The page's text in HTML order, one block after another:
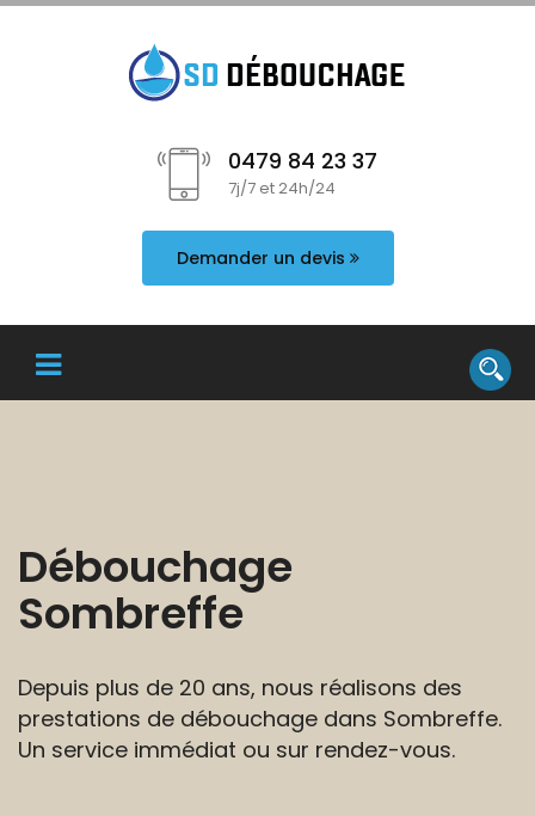
0479 84 23 37
7j/7 et 24h/24
Demander un devis
Débouchage
Sombreffe
Depuis plus de 20 ans, nous réalisons des
prestations de débouchage dans Sombreffe.
Un service immédiat ou sur rendez-vous.